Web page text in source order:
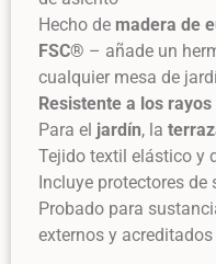
Hecho de madera de
FSC® – añade un
cualquier mesa de
Resistente a los rayos
Para el jardín, la
Tejido textil elástico y
Incluye protectores de
Probado para
externos y acreditados